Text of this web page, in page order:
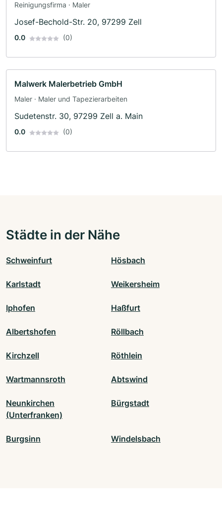
Reinigungsfirma · Maler
Josef-Bechold-Str. 20, 97299 Zell
0.0 (0)
Malwerk Malerbetrieb GmbH
Maler · Maler und Tapezierarbeiten
Sudetenstr. 30, 97299 Zell a. Main
0.0 (0)
Städte in der Nähe
Schweinfurt Hösbach
Karlstadt Weikersheim
Iphofen Haßfurt
Albertshofen Röllbach
Kirchzell Röthlein
Wartmannsroth Abtswind
Neunkirchen
(Unterfranken)
Bürgstadt
Burgsinn Windelsbach